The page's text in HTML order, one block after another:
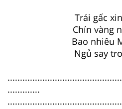
Trái gấc
Chín vàng
Bao nhiêu
Ngủ say
.............